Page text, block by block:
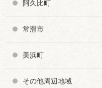
阿久比町
常滑市
美浜町
その他周辺地域